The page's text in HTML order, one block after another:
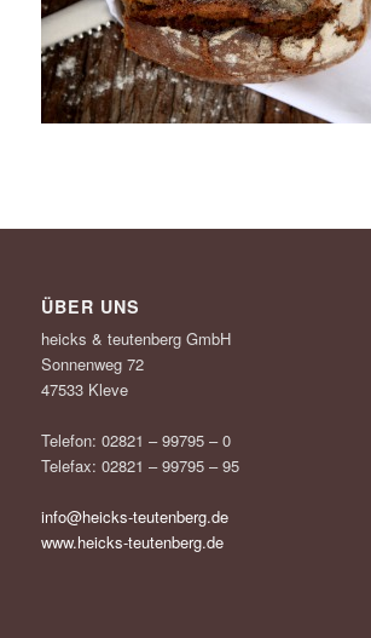
ÜBER UNS
heicks & teutenberg GmbH
Sonnenweg 72
47533 Kleve
Telefon: 02821 – 99795 – 0
Telefax: 02821 – 99795 – 95
info@heicks-teutenberg.de
www.heicks-teutenberg.de